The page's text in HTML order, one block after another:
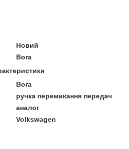
Новий
Bora
Bora
ручка перемикання передач
аналог
Volkswagen